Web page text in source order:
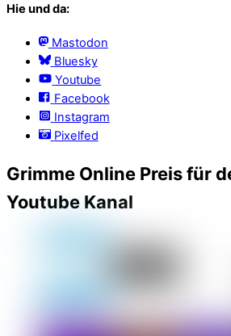
Hie und da:
Mastodon
Bluesky
Youtube
Facebook
Instagram
Pixelfed
Grimme Online Preis für
Youtube Kanal